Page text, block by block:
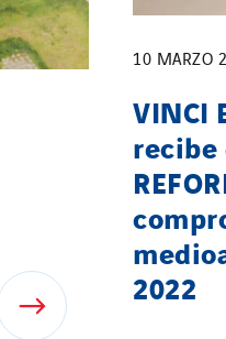
10 MARZO
VINCI
recibe
2022